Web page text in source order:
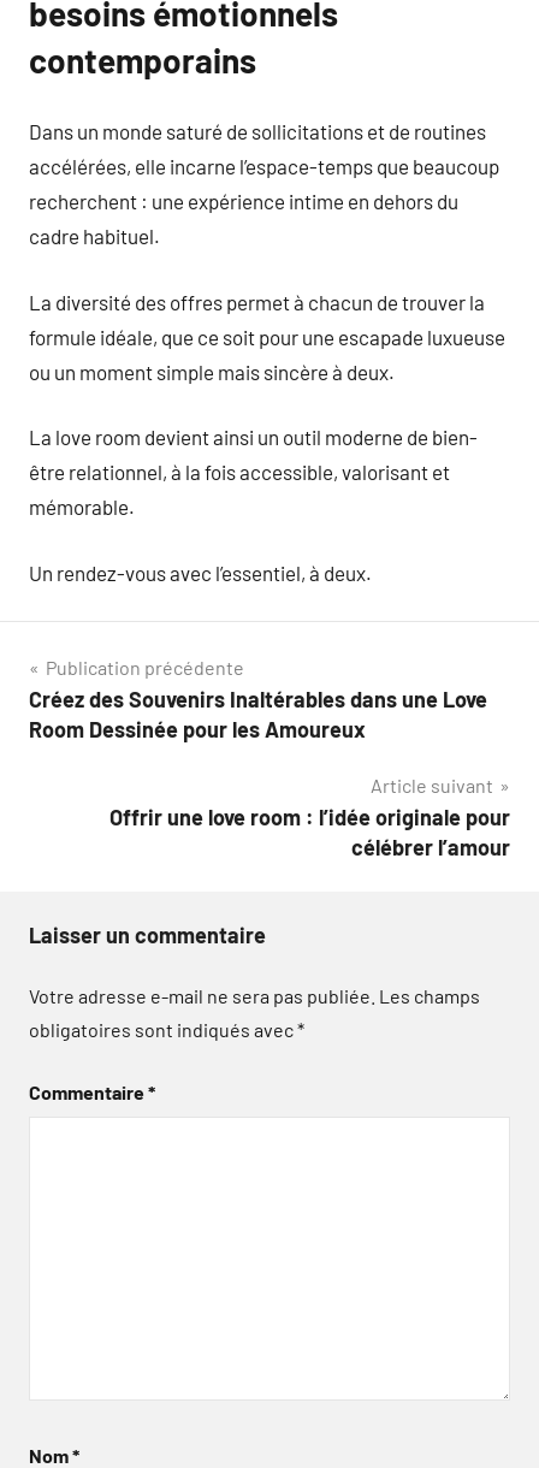
besoins émotionnels
contemporains
Dans un monde saturé de sollicitations et de routines
accélérées, elle incarne l’espace-temps que beaucoup
recherchent : une expérience intime en dehors du
cadre habituel.
La diversité des offres permet à chacun de trouver la
formule idéale, que ce soit pour une escapade luxueuse
ou un moment simple mais sincère à deux.
La love room devient ainsi un outil moderne de bien-
être relationnel, à la fois accessible, valorisant et
mémorable.
Un rendez-vous avec l’essentiel, à deux.
Navigation
de
Publication précédente
Créez des Souvenirs Inaltérables dans une Love
Room Dessinée pour les Amoureux
Article suivant
Offrir une love room : l’idée originale pour
célébrer l’amour
Laisser un commentaire
Votre adresse e-mail ne sera pas publiée. Les champs
obligatoires sont indiqués avec*
Commentaire*
Nom*